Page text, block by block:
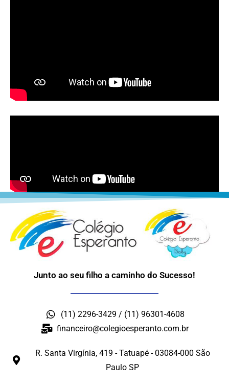
Junto ao seu filho a caminho do Sucesso!
(11) 2296-3429 / (11) 96301-4608
financeiro@colegioesperanto.com.br
R. Santa Virgínia, 419 - Tatuapé - 03084-000 São
Paulo SP